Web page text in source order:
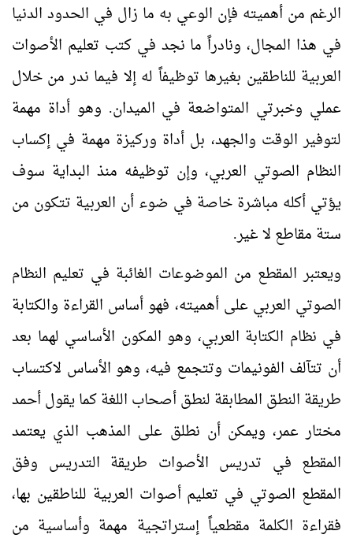
الرغم من أهميته فإن الوعي به ما زال في الحدود الدنيا
في هذا المجال، ونادراً ما نجد في كتب تعليم الأصوات
العربية للناطقين بغيرها توظيفاً له إلا فيما ندر من خلال
عملي وخبرتي المتواضعة في الميدان. وهو أداة مهمة
لتوفير الوقت والجهد، بل أداة وركيزة مهمة في إكساب
النظام الصوتي العربي، وإن توظيفه منذ البداية سوف
يؤتي أكله مباشرة خاصة في ضوء أن العربية تتكون من
ستة مقاطع لا غير.
ويعتبر المقطع من الموضوعات الغائبة في تعليم النظام
الصوتي العربي على أهميته، فهو أساس القراءة والكتابة
في نظام الكتابة العربي، وهو المكون الأساسي لهما بعد
أن تتآلف الفونيمات وتتجمع فيه، وهو الأساس لاكتساب
طريقة النطق المطابقة لنطق أصحاب اللغةكما يقول أحمد
مختار عمر، ويمكن أن نطلق على المذهب الذي يعتمد
المقطع في تدريس الأصوات طريقة التدريس وفق
المقطع الصوتي في تعليم أصوات العربية للناطقين بها،
فقراءة الكلمة مقطعياً إستراتجية مهمة وأساسية من